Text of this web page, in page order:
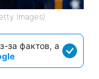
Images)
за фактов, а